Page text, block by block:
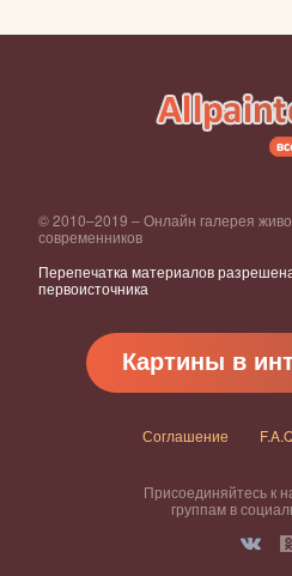
© 2010–2019 – Онлайн галерея
современников
Перепечатка материалов
первоисточника
Картины в
Соглашение
Присоединяйтесь к
группам в